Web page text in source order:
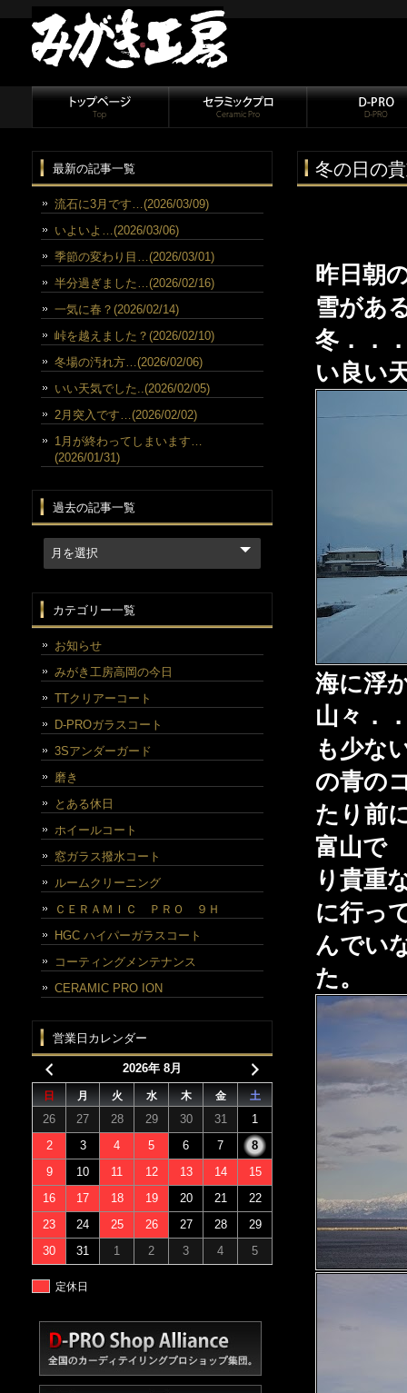
冬の日の
昨日朝
雪があ
冬．．
い良い
海に浮
山々．
も少な
の青の
たり前
富山で
り貴重
に行っ
んでい
た。
最新の記事一覧
流石に3月です…(2026/03/09)
いよいよ…(2026/03/06)
季節の変わり目…(2026/03/01)
半分過ぎました…(2026/02/16)
一気に春？(2026/02/14)
峠を越えました？(2026/02/10)
冬場の汚れ方…(2026/02/06)
いい天気でした..(2026/02/05)
2月突入です…(2026/02/02)
1月が終わってしまいます…
(2026/01/31)
過去の記事一覧
カテゴリー一覧
お知らせ
みがき工房高岡の今日
TTクリアーコート
D-PROガラスコート
3Sアンダーガード
磨き
とある休日
ホイールコート
窓ガラス撥水コート
ルームクリーニング
ＣＥＲＡＭＩＣ ＰＲＯ ９Ｈ
HGC ハイパーガラスコート
コーティングメンテナンス
CERAMIC PRO ION
営業日カレンダー
2026年 8月
日 月 火 水 木 金 土
26 27 28 29 30 31
1
2
3 4 5 6 7
8
9
10 11 12 13 14
15
16
17 18 19 20 21
22
23
24 25 26 27 28
29
30
31 1 2 3 4 5
定休日